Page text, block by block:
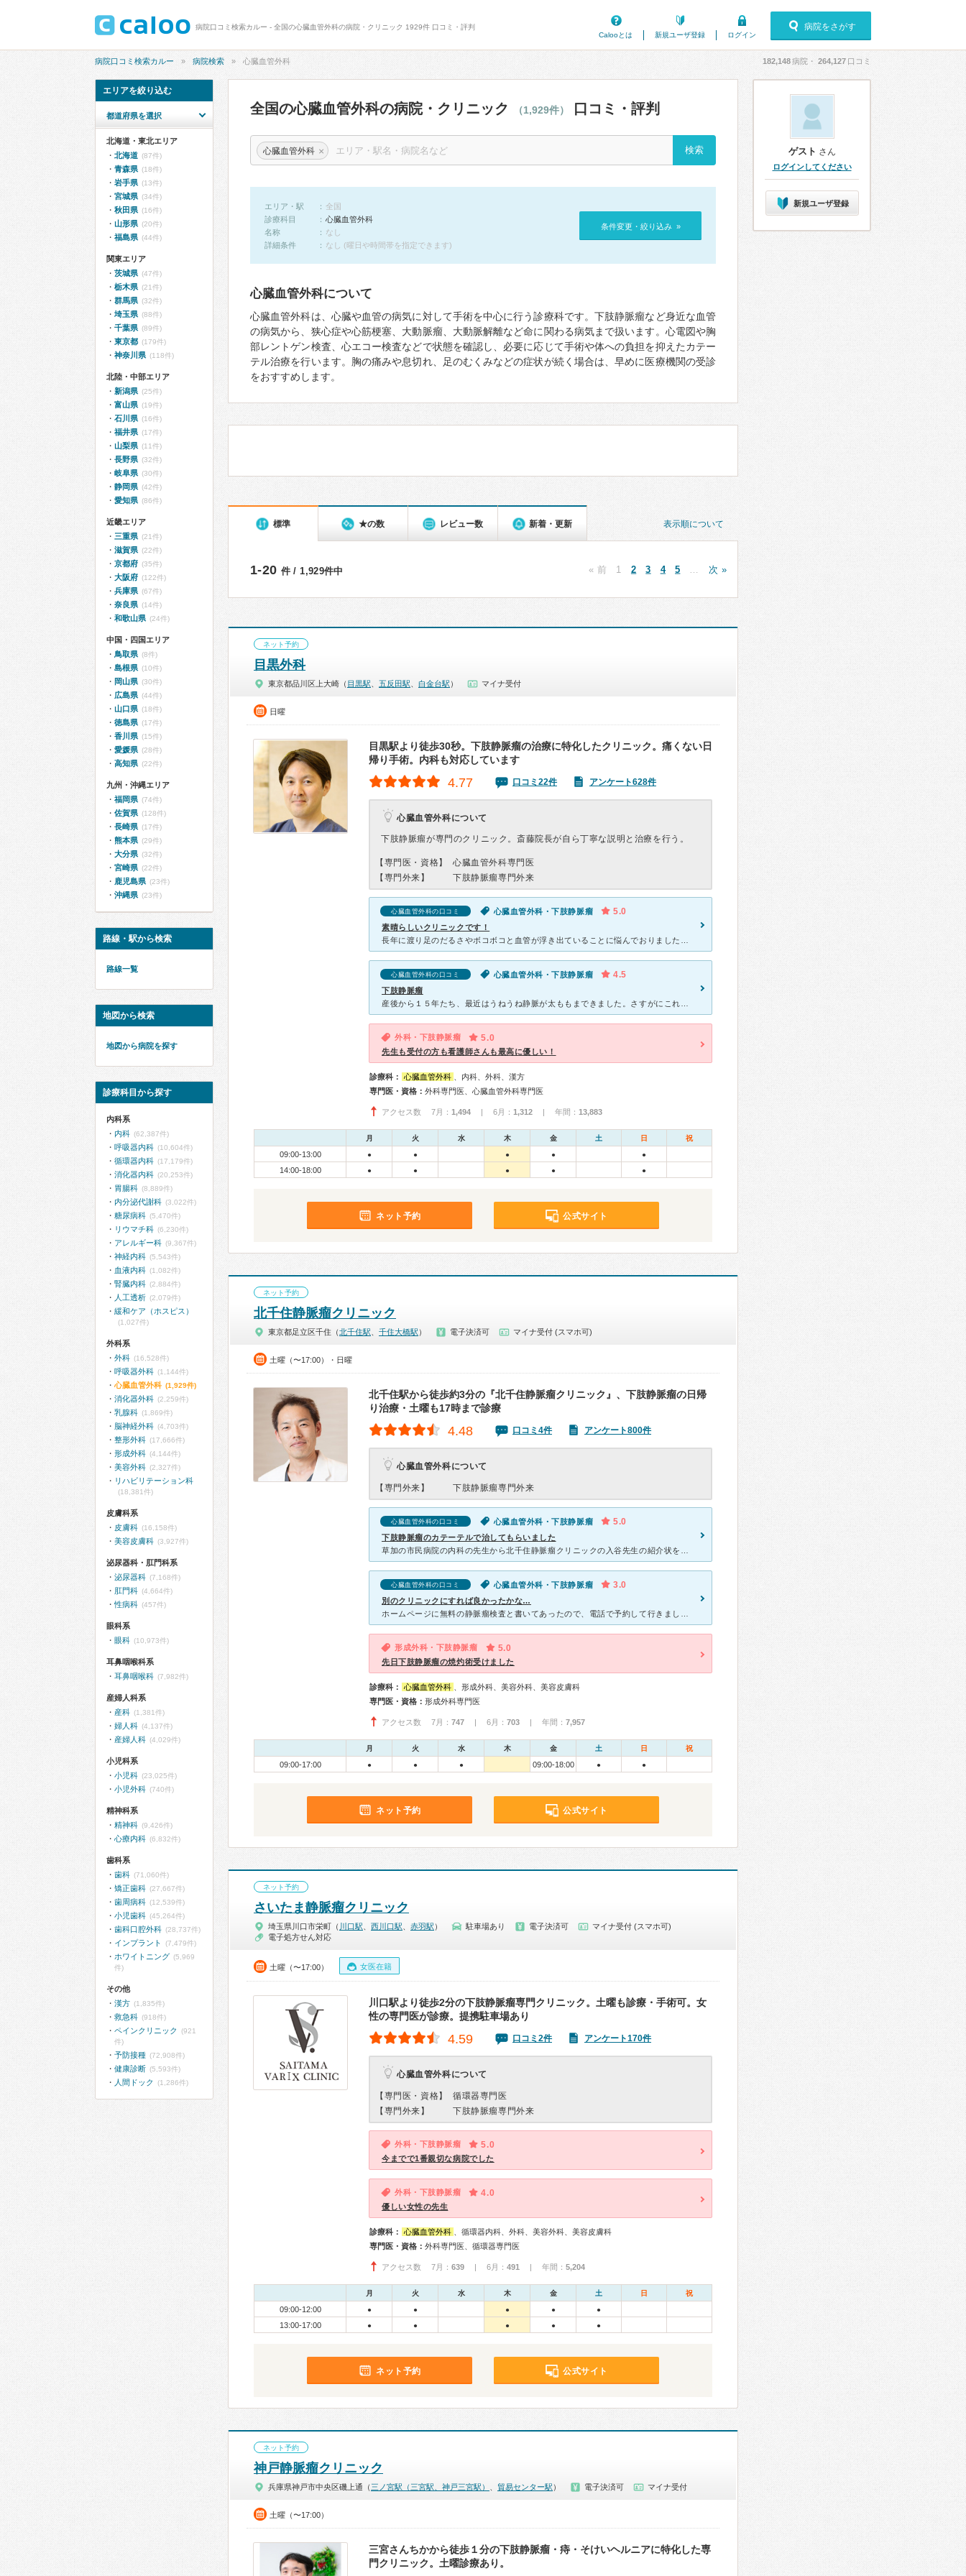
病院口コミ検索カルー - 全国の心臓血管外科の病院・クリニック 1929件 口コミ・評判
Calooとは
新規ユーザ登録 ログイン
病院をさがす
病院口コミ検索カルー 病院検索 心臓血管外科 182,148病院・ 264,127 口コミ
全国の心臓血管外科の病院・クリニック （1,929件） 口コミ・評判
心臓血管外科 ×
エリア・駅
全国
診療科目
心臓血管外科
名称
なし
詳細条件
なし (曜日や時間帯を指定できます)
条件変更・絞り込み »
心臓血管外科について
心臓血管外科は、心臓や血管の病気に対して手術を中心に行う診療科です。下肢静脈瘤など身近な血管
の病気から、狭心症や心筋梗塞、大動脈瘤、大動脈解離など命に関わる病気まで扱います。心電図や胸
部レントゲン検査、心エコー検査などで状態を確認し、必要に応じて手術や体への負担を抑えたカテー
テル治療を行います。胸の痛みや息切れ、足のむくみなどの症状が続く場合は、早めに医療機関の受診
をおすすめします。
表示順について
標準 ★の数 レビュー数 新着・更新
1-20 件 / 1,929件中 « 前 1 2 3 4 5 次 »
ネット予約
目黒外科
東京都品川区上大崎（ 目黒駅 五反田駅 白金台駅 ） マイナ受付
日曜
目黒駅より徒歩30秒。下肢静脈瘤の治療に特化したクリニック。痛くない日
帰り手術。内科も対応しています
4.77 口コミ22件 アンケート628件
心臓血管外科について
下肢静脈瘤が専門のクリニック。斎藤院長が自ら丁寧な説明と治療を行う。
【専門医・資格】
心臓血管外科専門医
【専門外来】
下肢静脈瘤専門外来
心臓血管外科の口コミ 心臓血管外科・下肢静脈瘤 5.0
素晴らしいクリニックです！
心臓血管外科の口コミ 心臓血管外科・下肢静脈瘤 4.5
下肢静脈瘤
外科・下肢静脈瘤 5.0
先生も受付の方も看護師さんも最高に優しい！
診療科： 心臓血管外科
、内科、外科、漢方
専門医・資格： 外科専門医、心臓血管外科専門医
アクセス数 7月： 1,494 | 6月： 1,312 | 年間： 13,883
月 火 水 木 金 土 日 祝
09:00-13:00 ● ● ● ● ●
14:00-18:00 ● ● ● ● ●
ネット予約 公式サイト
ネット予約
北千住静脈瘤クリニック
東京都足立区千住（北千住駅 千住大橋駅 ） 電子決済可 マイナ受付 (スマホ可)
土曜（〜17:00）・日曜
北千住駅から徒歩約3分の『北千住静脈瘤クリニック』、下肢静脈瘤の日帰
り治療・土曜も17時まで診療
4.48 口コミ4件 アンケート800件
心臓血管外科について
【専門外来】 下肢静脈瘤専門外来
心臓血管外科の口コミ 心臓血管外科・下肢静脈瘤 5.0
下肢静脈瘤のカテーテルで治してもらいました
心臓血管外科の口コミ 心臓血管外科・下肢静脈瘤 3.0
別のクリニックにすれば良かったかな…
形成外科・下肢静脈瘤 5.0
先日下肢静脈瘤の焼灼術受けました
診療科： 心臓血管外科
、形成外科、美容外科、美容皮膚科
専門医・資格： 形成外科専門医
アクセス数 7月： 747 | 6月： 703 | 年間： 7,957
月 火 水 木 金 土 日 祝
09:00-17:00 ● ● ● 09:00-18:00 ● ●
ネット予約 公式サイト
ネット予約
さいたま静脈瘤クリニック
埼玉県川口市栄町（ 川口駅 西川口駅 赤羽駅 ） 駐車場あり 電子決済可
マイナ受付 (スマホ可)
電子処方せん対応
土曜（〜17:00） 女医在籍
川口駅より徒歩2分の下肢静脈瘤専門クリニック。土曜も診療・手術可。女
性の専門医が診療。提携駐車場あり
4.59 口コミ2件 アンケート170件
心臓血管外科について
【専門医・資格】
循環器専門医
【専門外来】
下肢静脈瘤専門外来
外科・下肢静脈瘤 5.0
今までで1番親切な病院でした
外科・下肢静脈瘤 4.0
優しい女性の先生
診療科： 心臓血管外科
、循環器内科、外科、美容外科、美容皮膚科
専門医・資格： 外科専門医、循環器専門医
アクセス数 7月： 639 | 6月： 491 | 年間： 5,204
月 火 水 木 金 土 日 祝
09:00-12:00 ● ● ● ● ●
13:00-17:00 ● ● ● ● ●
ネット予約 公式サイト
ネット予約
神戸静脈瘤クリニック
兵庫県神戸市中央区磯上通（ 三ノ宮駅（三宮駅、神戸三宮駅） 貿易センター駅 ） 電子決済可 マイナ受付
土曜（〜17:00）
三宮さんちかから徒歩１分の下肢静脈瘤・痔・そけいヘルニアに特化した専
門クリニック。土曜診療あり。
エリアを絞り込む
都道府県を選択
北海道・東北エリア
北海道 (87件)
青森県 (18件)
岩手県 (13件)
宮城県 (34件)
秋田県 (16件)
山形県 (20件)
福島県 (44件)
関東エリア
茨城県 (47件)
栃木県 (21件)
群馬県 (32件)
埼玉県 (88件)
千葉県 (89件)
東京都 (179件)
神奈川県 (118件)
北陸・中部エリア
新潟県 (25件)
富山県 (19件)
石川県 (16件)
福井県 (17件)
山梨県 (11件)
長野県 (32件)
岐阜県 (30件)
静岡県 (42件)
愛知県 (86件)
近畿エリア
三重県 (21件)
滋賀県 (22件)
京都府 (35件)
大阪府 (122件)
兵庫県 (67件)
奈良県 (14件)
和歌山県 (24件)
中国・四国エリア
鳥取県 (8件)
島根県 (10件)
岡山県 (30件)
広島県 (44件)
山口県 (18件)
徳島県 (17件)
香川県 (15件)
愛媛県 (28件)
高知県 (22件)
九州・沖縄エリア
福岡県 (74件)
佐賀県 (128件)
長崎県 (17件)
熊本県 (29件)
大分県 (32件)
宮崎県 (22件)
鹿児島県 (23件)
沖縄県 (23件)
路線・駅から検索
路線一覧
地図から検索
地図から病院を探す
診療科目から探す
内科系
内科 (62,387件)
呼吸器内科 (10,604件)
循環器内科 (17,179件)
消化器内科 (20,253件)
胃腸科 (8,889件)
内分泌代謝科 (3,022件)
糖尿病科 (5,470件)
リウマチ科 (6,230件)
アレルギー科 (9,367件)
神経内科 (5,543件)
血液内科 (1,082件)
腎臓内科 (2,884件)
人工透析 (2,079件)
緩和ケア（ホスピス）
(1,027件)
外科系
外科 (16,528件)
呼吸器外科 (1,144件)
心臓血管外科 (1,929件)
消化器外科 (2,259件)
乳腺科 (1,869件)
脳神経外科 (4,703件)
整形外科 (17,666件)
形成外科 (4,144件)
美容外科 (2,327件)
リハビリテーション科
(18,381件)
皮膚科系
皮膚科 (16,158件)
美容皮膚科 (3,927件)
泌尿器科・肛門科系
泌尿器科 (7,168件)
肛門科 (4,664件)
性病科 (457件)
眼科系
眼科 (10,973件)
耳鼻咽喉科系
耳鼻咽喉科 (7,982件)
産婦人科系
産科 (1,381件)
婦人科 (4,137件)
産婦人科 (4,029件)
小児科系
小児科 (23,025件)
小児外科 (740件)
精神科系
精神科 (9,426件)
心療内科 (6,832件)
歯科系
歯科 (71,060件)
矯正歯科 (27,667件)
歯周病科 (12,539件)
小児歯科 (45,264件)
歯科口腔外科 (28,737件)
インプラント (7,479件)
ホワイトニング (5,969
件)
その他
漢方 (1,835件)
救急科 (918件)
ペインクリニック
(921
件)
予防接種 (72,908件)
健康診断 (5,593件)
人間ドック (1,286件)
ゲスト さん
ログインしてください
新規ユーザ登録